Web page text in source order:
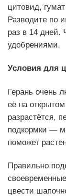
цитовид,
Разводите по
раз в 14 дней.
удобрениями.
Условия для
Герань очень
её на
разрастётся,
подкормки —
поможет
Правильно
цвести